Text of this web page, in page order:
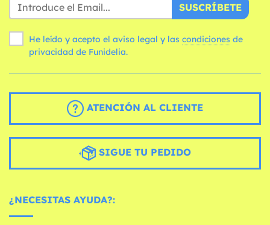
SUSCRÍBETE
He leído y acepto el aviso legal y las condiciones
privacidad de Funidelia.
ATENCIÓN AL CLIENTE
SIGUE TU PEDIDO
¿NECESITAS AYUDA?: